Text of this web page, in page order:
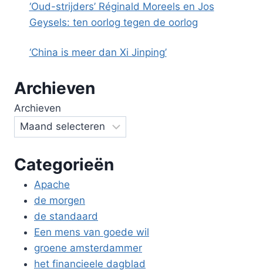
‘Oud-strijders’ Réginald Moreels en Jos
Geysels: ten oorlog tegen de oorlog
‘China is meer dan Xi Jinping’
Archieven
Archieven
Categorieën
Apache
de morgen
de standaard
Een mens van goede wil
groene amsterdammer
het financieele dagblad